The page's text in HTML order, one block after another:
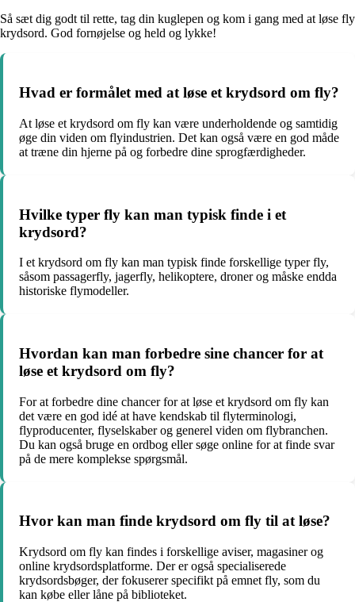
Så sæt dig godt til rette, tag din kuglepen og kom i gang med at løse fly
krydsord. God fornøjelse og held og lykke!
Hvad er formålet med at løse et krydsord om fly?
At løse et krydsord om fly kan være underholdende og samtidig
øge din viden om flyindustrien. Det kan også være en god måde
at træne din hjerne på og forbedre dine sprogfærdigheder.
Hvilke typer fly kan man typisk finde i et
krydsord?
I et krydsord om fly kan man typisk finde forskellige typer fly,
såsom passagerfly, jagerfly, helikoptere, droner og måske endda
historiske flymodeller.
Hvordan kan man forbedre sine chancer for at
løse et krydsord om fly?
For at forbedre dine chancer for at løse et krydsord om fly kan
det være en god idé at have kendskab til flyterminologi,
flyproducenter, flyselskaber og generel viden om flybranchen.
Du kan også bruge en ordbog eller søge online for at finde svar
på de mere komplekse spørgsmål.
Hvor kan man finde krydsord om fly til at løse?
Krydsord om fly kan findes i forskellige aviser, magasiner og
online krydsordsplatforme. Der er også specialiserede
krydsordsbøger, der fokuserer specifikt på emnet fly, som du
kan købe eller låne på biblioteket.